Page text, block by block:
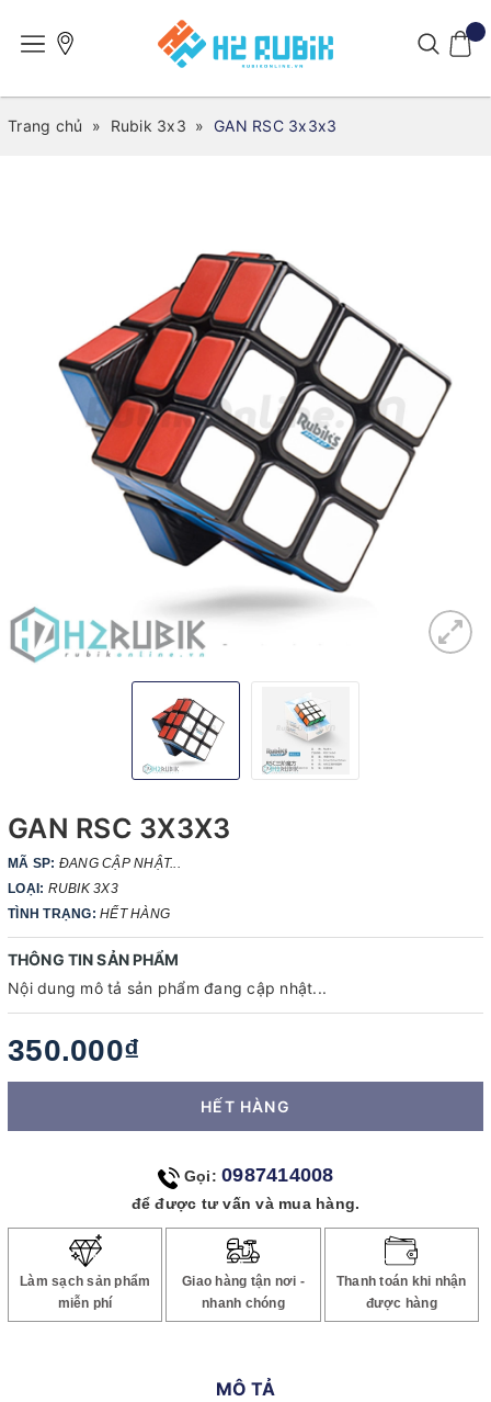
Trang chủ » Rubik 3x3 » GAN RSC 3x3x3
GAN RSC 3X3X3
MÃ SP: ĐANG CẬP NHẬT...
LOẠI: RUBIK 3X3
TÌNH TRẠNG: HẾT HÀNG
THÔNG TIN SẢN PHẨM
Nội dung mô tả sản phẩm đang cập nhật...
350.000₫
HẾT HÀNG
Gọi: 0987414008
để được tư vấn và mua hàng.
Làm sạch sản phẩm
miễn phí
Giao hàng tận nơi -
nhanh chóng
Thanh toán khi nhận
được hàng
MÔ TẢ